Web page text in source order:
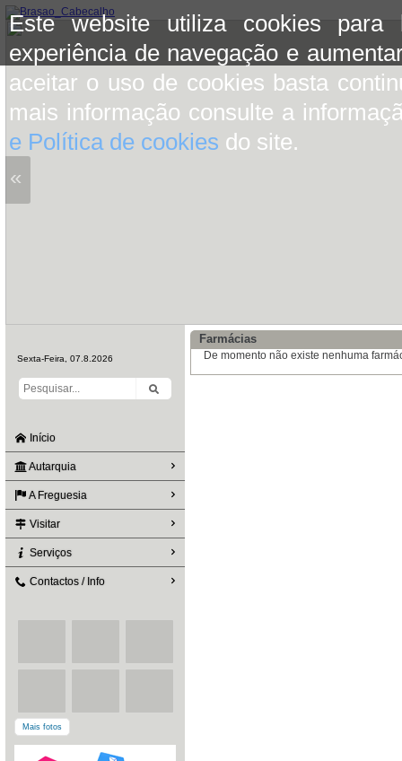
Este website utiliza cookies para
experiência de navegação e
aceitar o uso de cookies basta
mais informação consulte a
e Política de cookies do site.
«
Sexta-Feira, 07.8.2026
Início
Autarquia
A Freguesia
Visitar
Serviços
Contactos / Info
Mais fotos
Farmácias
De momento não existe nenhuma